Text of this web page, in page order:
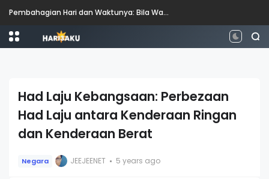
Pembahagian Hari dan Waktunya: Bila Waktunya Pagi, Tengah Hari, Petang dan Malam?
Had Laju Kebangsaan: Perbezaan
Had Laju antara Kenderaan Ringan
dan Kenderaan Berat
Negara JEEJEENET 5 years ago